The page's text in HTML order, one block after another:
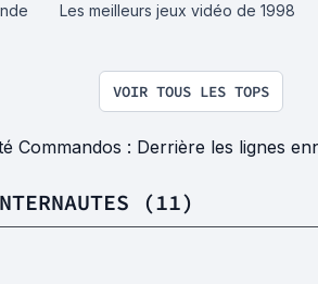
Les meilleurs jeux vidéo de 1998
VOIR TOUS LES TOPS
Commandos : Derrière les lignes
(11)